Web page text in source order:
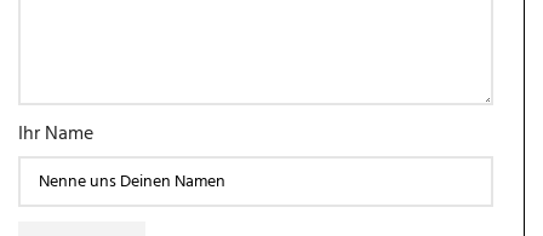
Ihr Name